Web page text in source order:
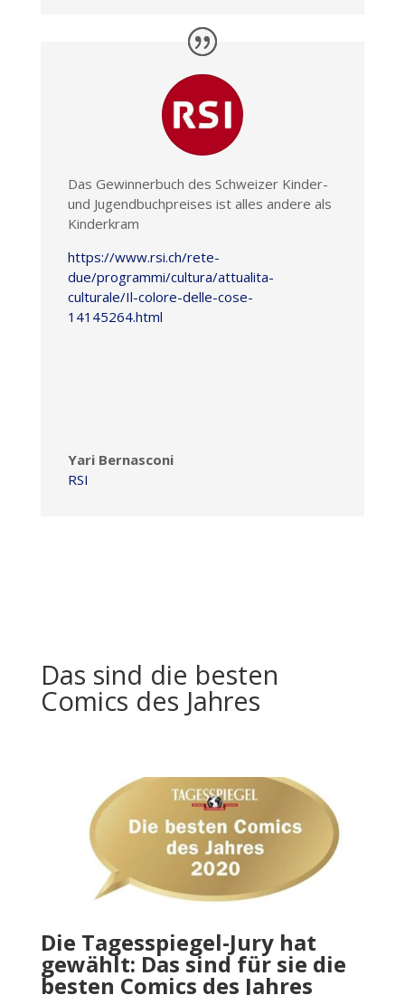
Das Gewinnerbuch des Schweizer Kinder-
und Jugendbuchpreises ist alles andere als
Kinderkram
https://www.rsi.ch/rete-
due/programmi/cultura/attualita-
culturale/Il-colore-delle-cose-
14145264.html
Yari Bernasconi
RSI
Das sind die besten
Comics des Jahres
Die Tagesspiegel-Jury hat
gewählt: Das sind für sie die
besten Comics des Jahres